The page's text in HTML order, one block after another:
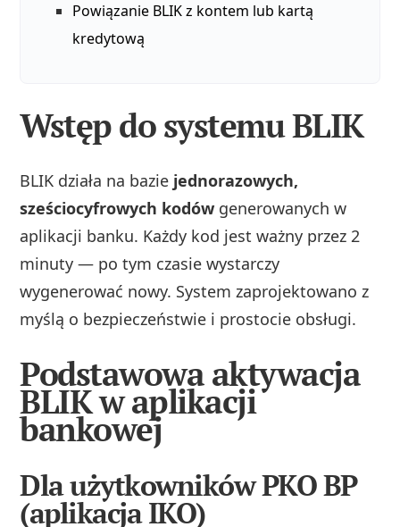
Powiązanie BLIK z kontem lub kartą
kredytową
Wstęp do systemu BLIK
BLIK działa na bazie jednorazowych,
sześciocyfrowych kodów generowanych w
aplikacji banku. Każdy kod jest ważny przez 2
minuty — po tym czasie wystarczy
wygenerować nowy. System zaprojektowano z
myślą o bezpieczeństwie i prostocie obsługi.
Podstawowa aktywacja
BLIK w aplikacji
bankowej
Dla użytkowników PKO BP
(aplikacja IKO)